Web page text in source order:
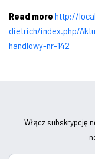
Read more http://
dietrich/index.php/
handlowy-nr-142
Włącz subskrypcję